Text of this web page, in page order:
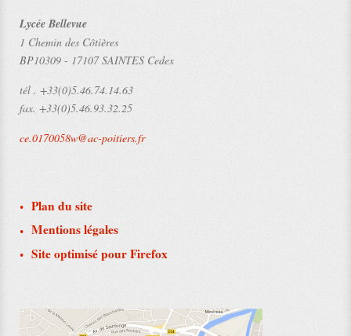
Lycée Bellevue
1 Chemin des Côtières
BP10309 - 17107 SAINTES Cedex
tél . +33(0)5.46.74.14.63
fax. +33(0)5.46.93.32.25
ce.0170058w@ac-poitiers.fr
Plan du site
Mentions légales
Site optimisé pour Firefox